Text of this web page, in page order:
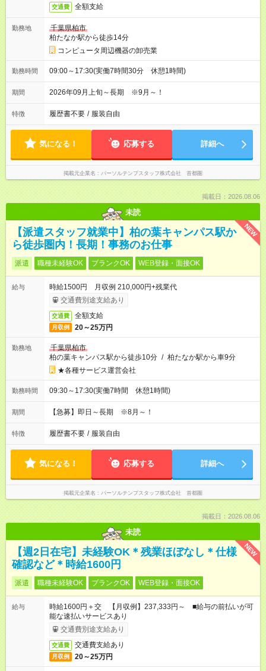
交通費 全額支給
勤務地
千葉県柏市
柏たなか駅から徒歩14分
コンピュータ周辺機器の卸売業
勤務時間 09:00～17:30(実働7時間30分 休憩1時間)
期間 2026年09月上旬～長期 ※9月～！
特徴 履歴書不要 / 服装自由
気になる！ 応募する 詳細へ
掲載元企業名 パーソルテンプスタッフ株式会社 首都圏
掲載日：2026.08.06
未読
NEW
【派遣スタッフ就業中】柏の葉キャンパス駅か
ら徒歩圏内！長期！事務のお仕事
派遣 職種未経験OK ブランクOK WEB登録・面接OK
給与
時給1500円 月収例 210,000円+残業代
交通費別途支給あり
交通費 全額支給
月収例 20～25万円
勤務地
千葉県柏市
柏の葉キャンパス駅から徒歩10分 / 柏たなか駅から車9分
★各種サービス運営会社
勤務時間 09:30～17:30(実働7時間 休憩1時間)
期間 【急募】即日～長期 ※8月～！
特徴 履歴書不要 / 服装自由
気になる！ 応募する 詳細へ
掲載元企業名 パーソルテンプスタッフ株式会社 首都圏
掲載日：2026.08.06
未読
NEW
【週2日在宅】未経験OK＊残業ほぼなし＊仕様
確認など＊時給1600円
派遣 職種未経験OK ブランクOK WEB登録・面接OK
給与
時給1600円＋交 【月収例】237,333円～ ■給与の前払いが可
能な速払いサービスあり
交通費別途支給あり
交通費 交通費支給あり
月収例 20～25万円